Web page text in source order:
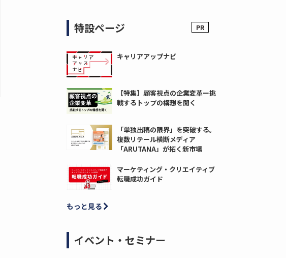
特設ページ
キャリアアップナビ
【特集】顧客視点の企業変革ー挑
戦するトップの構想を聞く
「単独出稿の限界」を突破する。
複数リテール横断メディア
「ARUTANA」が拓く新市場
マーケティング・クリエイティブ
転職成功ガイド
もっと見る
イベント・セミナー